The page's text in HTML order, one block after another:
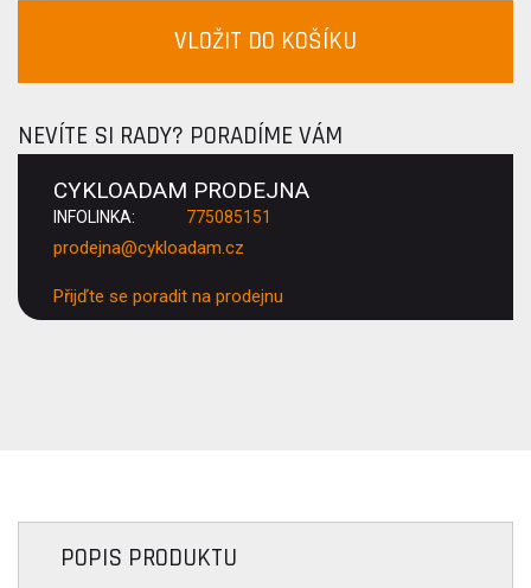
VLOŽIT DO KOŠÍKU
NEVÍTE SI RADY? PORADÍME VÁM
CYKLOADAM PRODEJNA
INFOLINKA: 775085151
prodejna@cykloadam.cz
Přijďte se poradit na prodejnu
POPIS PRODUKTU